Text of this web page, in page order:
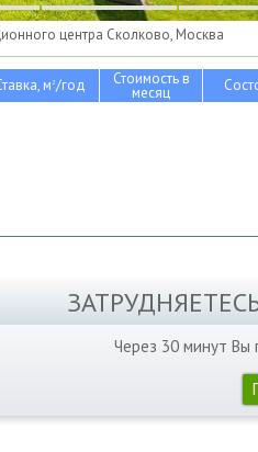
центра Сколково, Москва
м2/год Стоимость в
месяц
Через 30 минут Вы